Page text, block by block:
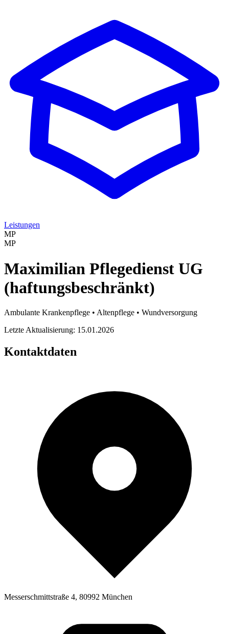
Leistungen
MP
MP
Maximilian Pflegedienst UG
(haftungsbeschränkt)
Ambulante Krankenpflege • Altenpflege • Wundversorgung
Letzte Aktualisierung: 15.01.2026
Kontaktdaten
Messerschmittstraße 4, 80992 München